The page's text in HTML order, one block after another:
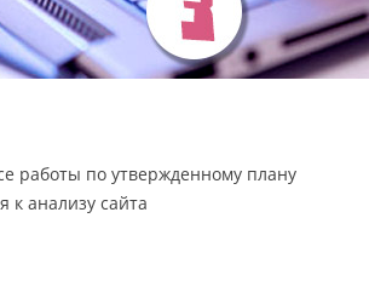
работы по утвержденному плану
к анализу сайта